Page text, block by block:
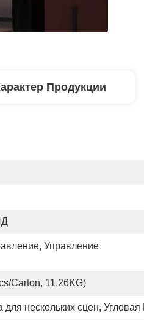
Продукции
Управление
carton, 11.26KG)
нескольких сцен, Угловая